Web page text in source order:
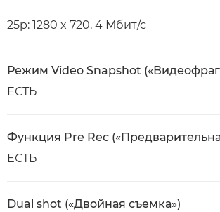
25p: 1280 x 720, 4 Мбит/с
Режим Video Snapshot
ЕСТЬ
Функция Pre Rec
ЕСТЬ
Dual shot («Двойная съемка»)